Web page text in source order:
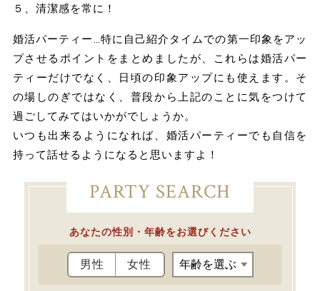
５、清潔感を常に！
婚活パーティー…特に自己紹介タイムでの第一印象をアッ
プさせるポイントをまとめましたが、これらは婚活パー
ティーだけでなく、日頃の印象アップにも使えます。そ
の場しのぎではなく、普段から上記のことに気をつけて
過ごしてみてはいかがでしょうか。
いつも出来るようになれば、婚活パーティーでも自信を
持って話せるようになると思いますよ！
PARTY SEARCH
あなたの性別・年齢をお選びください
男性 女性